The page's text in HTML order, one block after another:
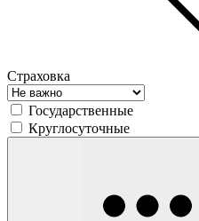
Страховка
Государственные
Круглосуточные